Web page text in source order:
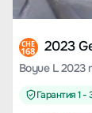
CHE
168 2023
Boyue L 2023
Гарантия 1 -